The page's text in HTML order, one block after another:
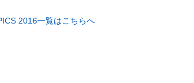
2016一覧はこちらへ